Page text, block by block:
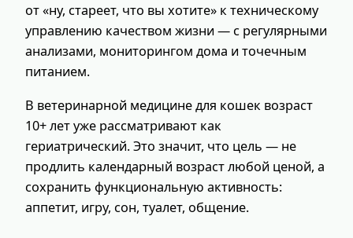
от «ну, стареет, что вы хотите» к техническому
управлению качеством жизни — с регулярными
анализами, мониторингом дома и точечным
питанием.
В ветеринарной медицине для кошек возраст
10+ лет уже рассматривают как
гериатрический. Это значит, что цель — не
продлить календарный возраст любой ценой, а
сохранить функциональную активность:
аппетит, игру, сон, туалет, общение.